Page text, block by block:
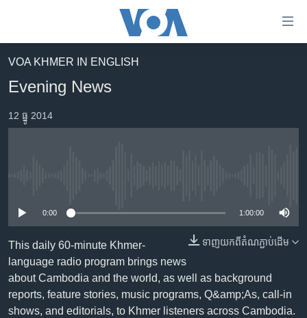
គេហទំព័រ​
រំលង​
និង​
ចូល​
រំលង​
និង​
ចូល​
ទៅ​
ទំព័រ​
រចនា
អន្តរជាតិ
អាមេរិក
ព្រឹត្តិការណ៍ព័ត៌មាន
ទូរទស្សន៍ / វីដេអូ​
វិទ្យុ / ផតខាសថ៍
កម្មវិធីទាំងអស់
VOA KHMER IN ENGLISH
Evening News
12 ធ្នូ 2014
0:00 1:00:00
ទាញ​យក​ពី​តំណភ្ជាប់​ដើម
This daily 60-minute Khmer-
language radio program brings news
about Cambodia and the world, as well as background
reports, feature stories, music programs, Q&amp;As, call-in
shows, and editorials, to Khmer listeners across Cambodia.